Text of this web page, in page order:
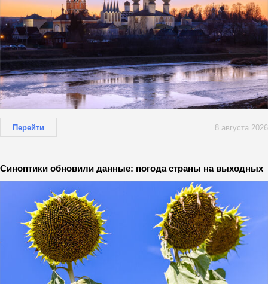
Перейти 8 августа 2026
Синоптики обновили данные: погода страны на выходных